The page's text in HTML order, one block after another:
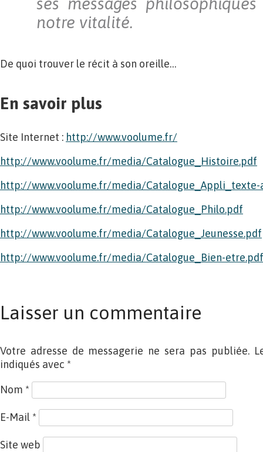
notre vitalité.
De quoi trouver le récit à son oreille…
En savoir plus
Site Internet : http://www.voolume.fr/
http://www.voolume.fr/media/Catalogue_Histoire.pdf
http://www.voolume.fr/media/Catalogue_Appli_texte-
http://www.voolume.fr/media/Catalogue_Philo.pdf
http://www.voolume.fr/media/Catalogue_Jeunesse.pdf
http://www.voolume.fr/media/Catalogue_Bien-etre.pdf
Laisser un commentaire
Votre adresse de messagerie ne sera pas publiée.
indiqués avec *
Nom *
E-Mail *
Site web